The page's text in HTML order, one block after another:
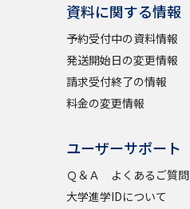
資料に関する情報
予約受付中の資料情報
発送開始日の変更情報
請求受付終了の情報
料金の変更情報
ユーザーサポート
Ｑ＆Ａ よくあるご質問
大学進学IDについて